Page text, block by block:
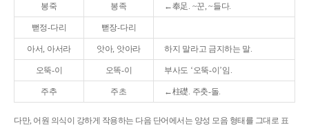
봉죽 봉족 ←奉足. ~꾼, ~들다.
뻗정-다리 뻗장-다리
아서, 아서라 앗아, 앗아라 하지 말라고 금지하는 말.
오뚝-이 오똑-이 부사도 ‘오뚝-이’임.
주추 주초 ←柱礎. 주춧-돌.
다만, 어원 의식이 강하게 작용하는 다음 단어에서는 양성 모음 형태를 그대로 표